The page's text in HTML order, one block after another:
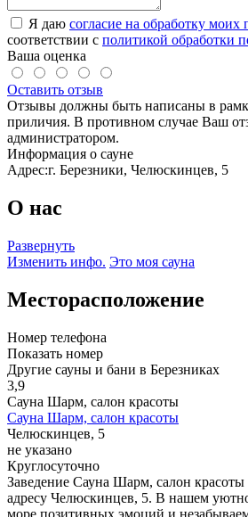
Я даю согласие на обработку
соответствии с политикой обработки
Ваша оценка
Оставить отзыв
Отзывы должны быть написаны в
приличия. В противном случае Ваш
администратором.
Информация о сауне
Адрес:г. Березники, Челюскинцев, 5
О нас
Развернуть
Изменить инфо. Это моя сауна
Месторасположение
Номер телефона
Показать номер
Другие сауны и бани в Березниках
3,9
Сауна Шарм, салон красоты
Сауна Шарм, салон красоты
Челюскинцев, 5
не указано
Круглосуточно
Заведение Сауна Шарм, салон
адресу Челюскинцев, 5. В нашем
море позитивных эмоций и